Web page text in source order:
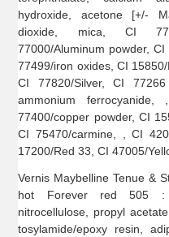
hydroxide, acetone [+/-
dioxide, mica, CI
77000/Aluminum powder,
77499/iron oxides, CI
CI 77820/Silver, CI
ammonium
77400/copper powder, CI
CI 75470/carmine, , CI
17200/Red 33, CI 47005/
Vernis Maybelline Tenue &
hot Forever red 505 :
nitrocellulose, propyl
tosylamide/epoxy resin,